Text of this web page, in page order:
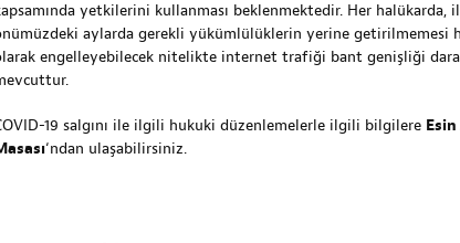
yetkilerini kullanması beklenmektedir. Her halükarda,
aylarda gerekli yükümlülüklerin yerine getirilmemesi
engelleyebilecek nitelikte internet trafiği bant genişliği
19 salgını ile ilgili hukuki düzenlemelerle ilgili bilgilere
‘ndan ulaşabilirsiniz.